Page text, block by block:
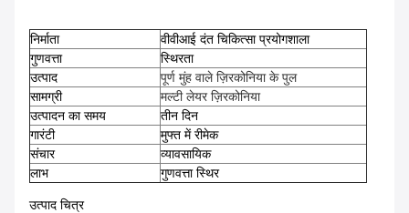
निर्माता
वीवीआई दंत चिकित्सा प्रयोगशाला
गुणवत्ता
स्थिरता
उत्पाद
पूर्ण मुंह वाले ज़िरकोनिया के पुल
सामग्री
मल्टी लेयर ज़िरकोनिया
उत्पादन का समय
तीन दिन
गारंटी
मुफ्त में रीमेक
संचार
व्यावसायिक
लाभ
गुणवत्ता स्थिर
उत्पाद चित्र